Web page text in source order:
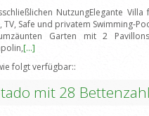
NutzungElegante
TV, Safe und privatem Swimming-
Garten mit 2
[...]
folgt verfügbar::
mit 28 Bettenzahl